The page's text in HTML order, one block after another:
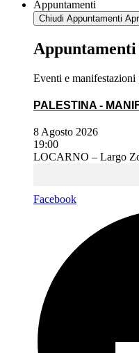
Appuntamenti
Chiudi Appuntamenti
Appuntamenti
Eventi e manifestazioni
PALESTINA -
8 Agosto 2026
19:00
LOCARNO – Largo
Facebook